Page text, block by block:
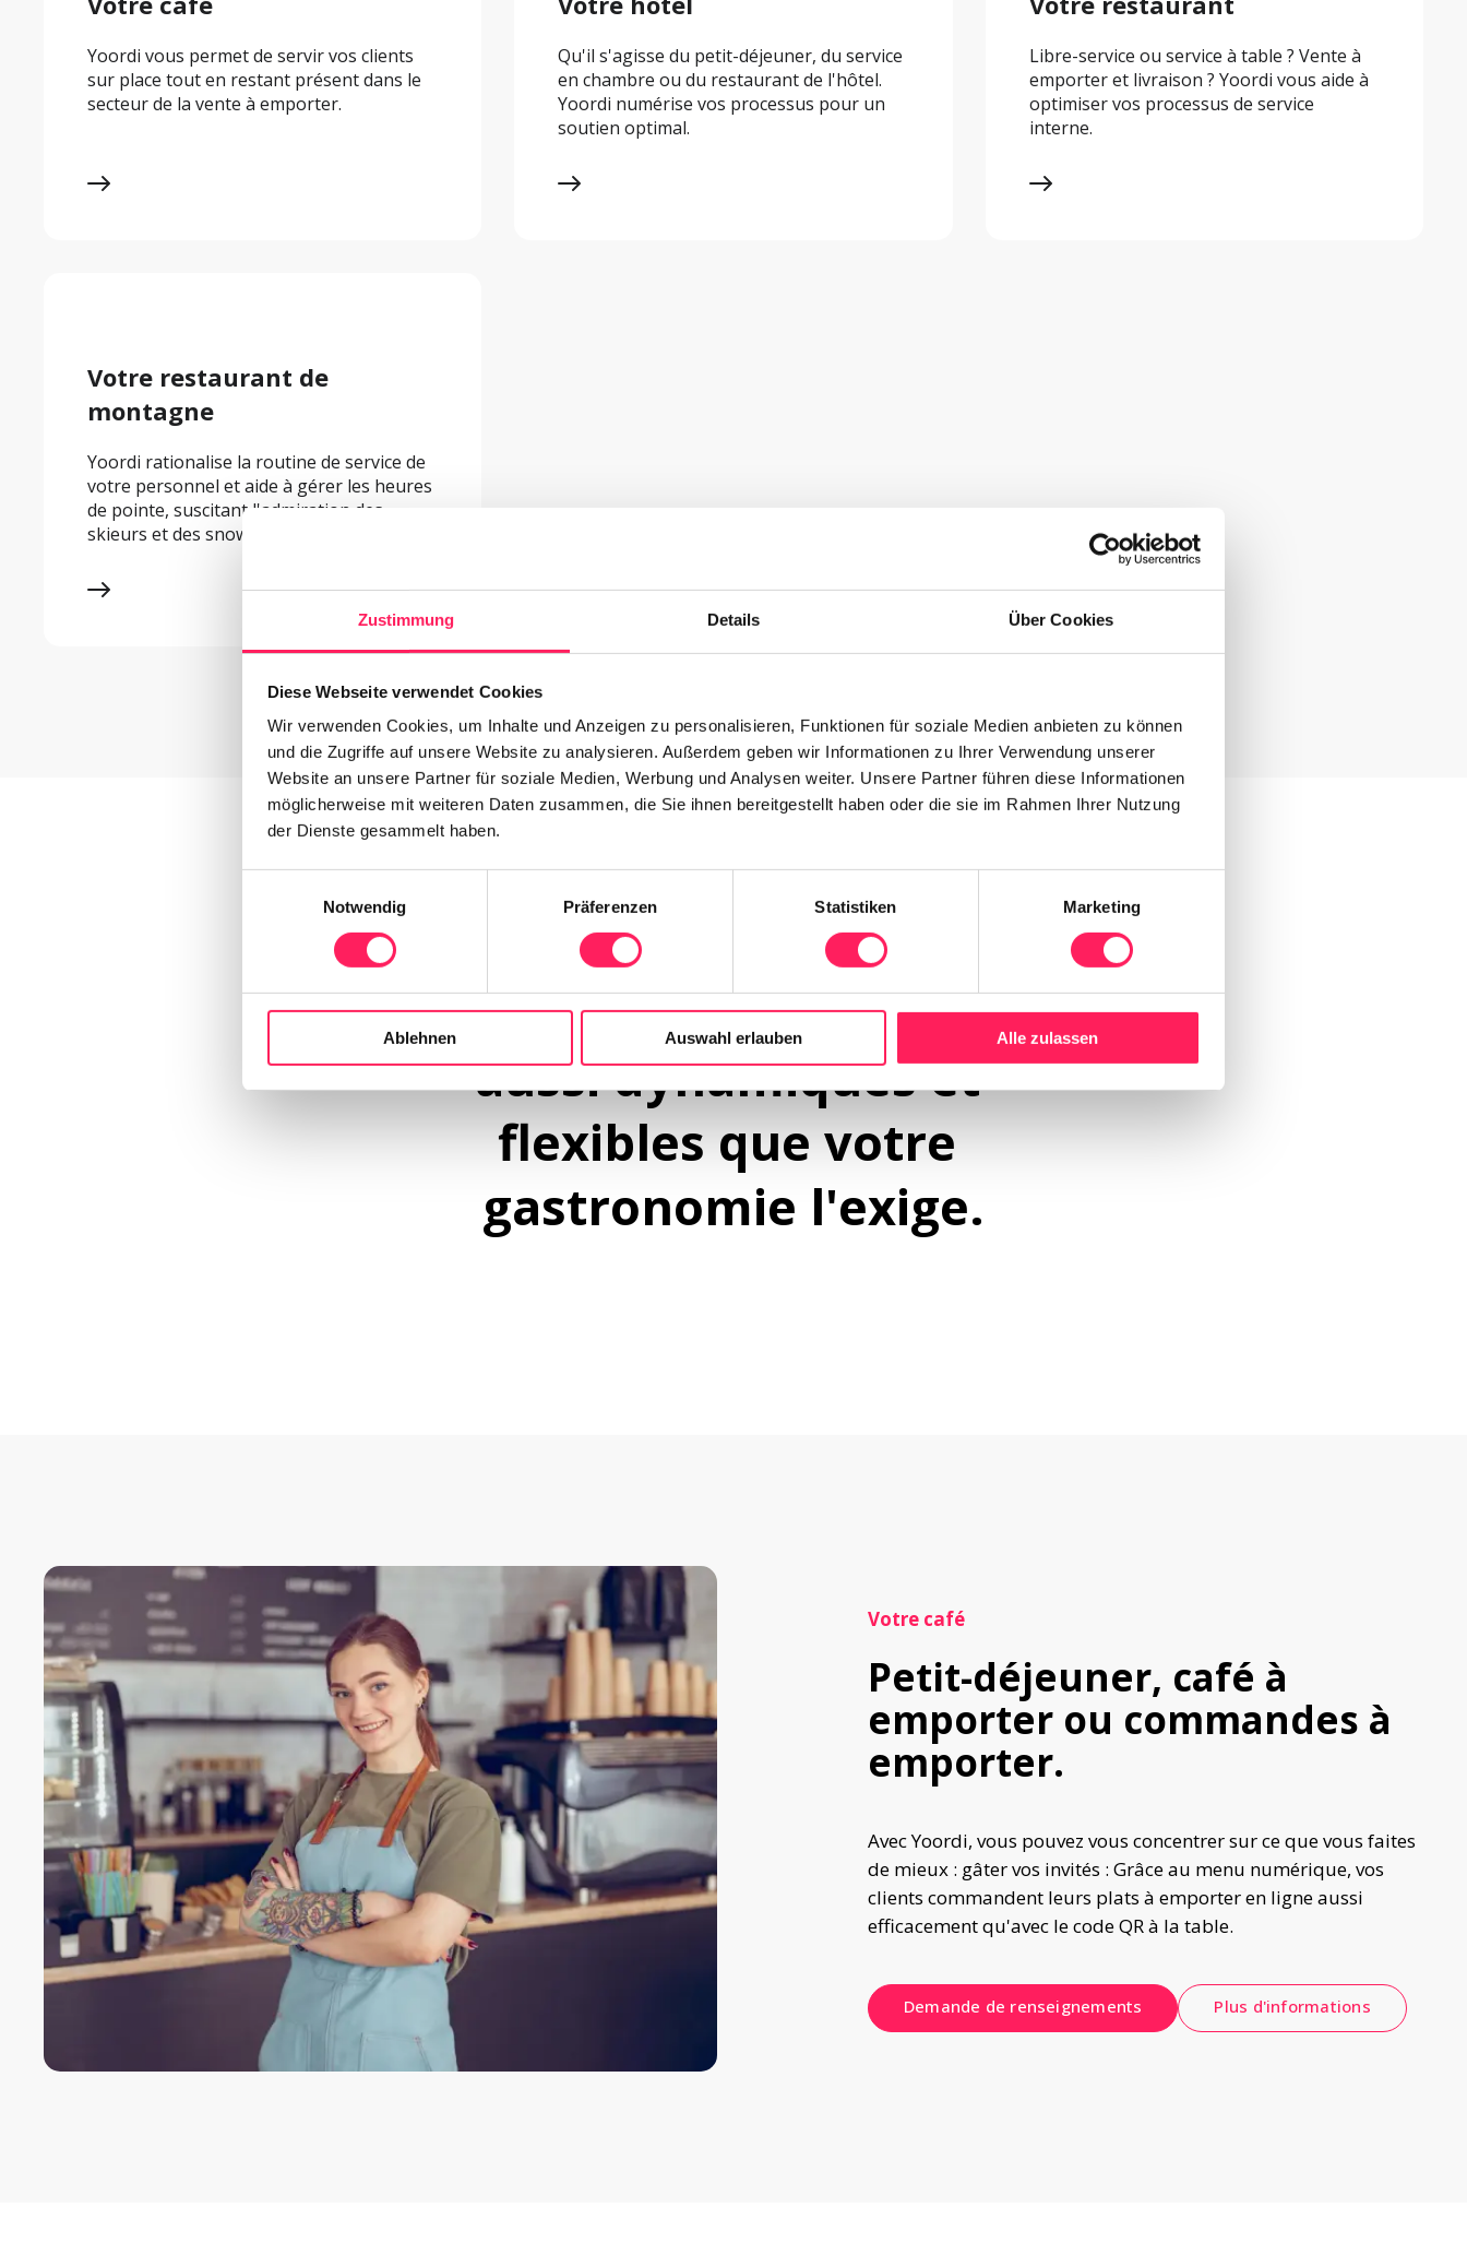
Zustimmung Details Über Cookies
Diese Webseite verwendet Cookies
Wir verwenden Cookies, um Inhalte und Anzeigen zu personalisieren, Funktionen für soziale Medien anbieten zu können
und die Zugriffe auf unsere Website zu analysieren. Außerdem geben wir Informationen zu Ihrer Verwendung unserer
Website an unsere Partner für soziale Medien, Werbung und Analysen weiter. Unsere Partner führen diese Informationen
möglicherweise mit weiteren Daten zusammen, die Sie ihnen bereitgestellt haben oder die sie im Rahmen Ihrer Nutzung
der Dienste gesammelt haben.
Notwendig
Präferenzen Statistiken Marketing
Ablehnen Auswahl erlauben Alle zulassen
Yoordi vous permet de servir vos clients
sur place tout en restant présent dans le
secteur de la vente à emporter.
Qu'il s'agisse du petit-déjeuner, du service
en chambre ou du restaurant de l'hôtel.
Yoordi numérise vos processus pour un
soutien optimal.
Libre-service ou service à table ? Vente à
emporter et livraison ? Yoordi vous aide à
optimiser vos processus de service
interne.
Votre restaurant de
montagne
Yoordi rationalise la routine de service de
votre personnel et aide à gérer les heures
de pointe, suscitant l'admiration des
skieurs et des snowboarders.
Aussi individuel que la gastronomie elle-même
Les solutions Yoordi sont
aussi dynamiques et
flexibles que votre
gastronomie l'exige.
Votre café
Petit-déjeuner, café à
emporter ou commandes à
emporter.
Avec Yoordi, vous pouvez vous concentrer sur ce que vous faites
de mieux : gâter vos invités : Grâce au menu numérique, vos
clients commandent leurs plats à emporter en ligne aussi
efficacement qu'avec le code QR à la table.
Demande de renseignements Plus d'informations